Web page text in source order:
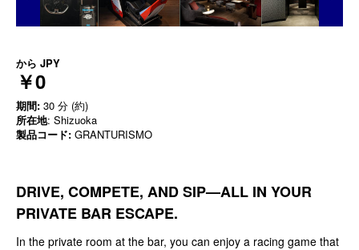
から JPY
￥0
期間: 30 分 (約)
所在地: Shizuoka
製品コード: GRANTURISMO
DRIVE, COMPETE, AND SIP—ALL IN YOUR
PRIVATE BAR ESCAPE.
In the private room at the bar, you can enjoy a racing game that